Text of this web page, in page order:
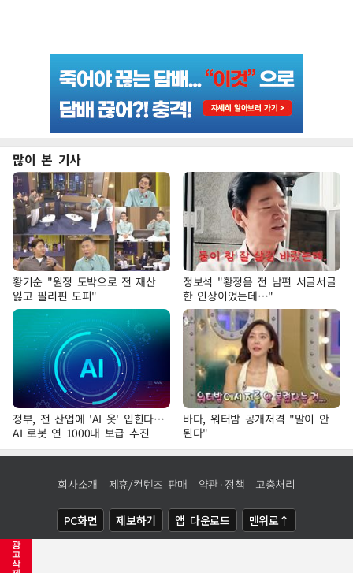
광
고
삭
많이 본 기사
황기순 "원정 도박으로 전 재산
잃고 필리핀 도피"
정보석 "황정음 전 남편 서글서글
한 인상이었는데…"
정부, 전 산업에 'AI 옷' 입힌다…
AI 로봇 연 1000대 보급 추진
바다, 워터밤 공개저격 "말이 안
된다"
회사소개 제휴/컨텐츠 판매 약관·정책 고충처리
PC화면 제보하기 앱 다운로드 맨위로↑